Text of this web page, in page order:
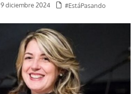
9 diciembre 2024 #EstáPasando